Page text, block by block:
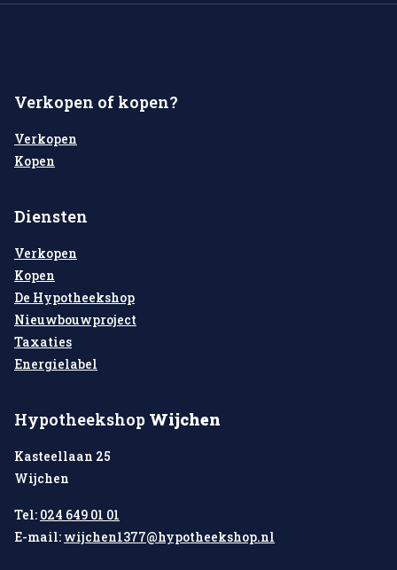
Verkopen of kopen?
Verkopen
Kopen
Diensten
Verkopen
Kopen
De Hypotheekshop
Nieuwbouwproject
Taxaties
Energielabel
Hypotheekshop Wijchen
Kasteellaan 25
Wijchen
Tel: 024 649 01 01
E-mail: wijchen1377@hypotheekshop.nl